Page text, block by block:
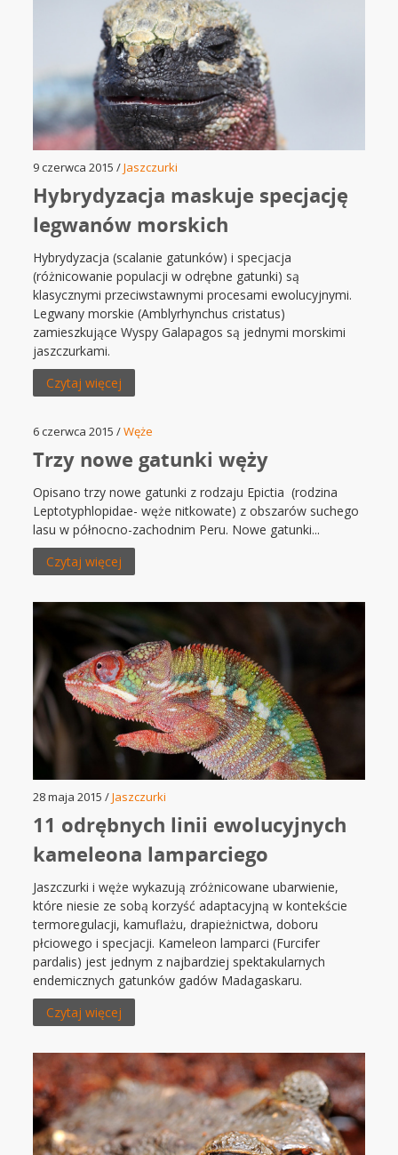
9 czerwca 2015 /Jaszczurki
Hybrydyzacja maskuje specjację
legwanów morskich
Hybrydyzacja (scalanie gatunków) i specjacja
(różnicowanie populacji w odrębne gatunki) są
klasycznymi przeciwstawnymi procesami ewolucyjnymi.
Legwany morskie (Amblyrhynchus cristatus)
zamieszkujące Wyspy Galapagos są jednymi morskimi
jaszczurkami.
Czytaj więcej
6 czerwca 2015 /Węże
Trzy nowe gatunki węży
Opisano trzy nowe gatunki z rodzaju Epictia (rodzina
Leptotyphlopidae- węże nitkowate) z obszarów suchego
lasu w północno-zachodnim Peru. Nowe gatunki...
Czytaj więcej
28 maja 2015 /Jaszczurki
11 odrębnych linii ewolucyjnych
kameleona lamparciego
Jaszczurki i węże wykazują zróżnicowane ubarwienie,
które niesie ze sobą korzyść adaptacyjną w kontekście
termoregulacji, kamuflażu, drapieżnictwa, doboru
płciowego i specjacji. Kameleon lamparci (Furcifer
pardalis) jest jednym z najbardziej spektakularnych
endemicznych gatunków gadów Madagaskaru.
Czytaj więcej